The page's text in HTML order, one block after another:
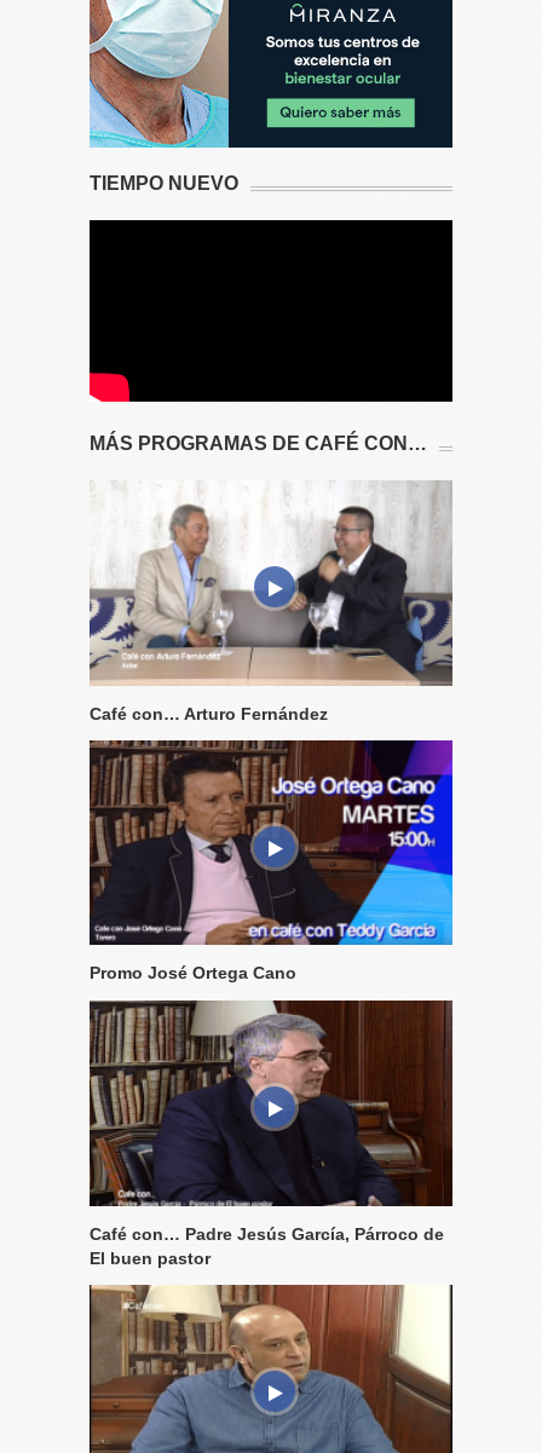
TIEMPO NUEVO
MÁS PROGRAMAS DE CAFÉ CON…
Café con… Arturo Fernández
Promo José Ortega Cano
Café con… Padre Jesús García, Párroco de
El buen pastor